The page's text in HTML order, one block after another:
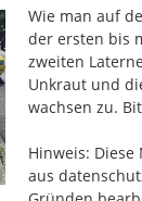
Wie man auf
der ersten bis
zweiten
Unkraut und
wachsen zu.
Hinweis:
aus